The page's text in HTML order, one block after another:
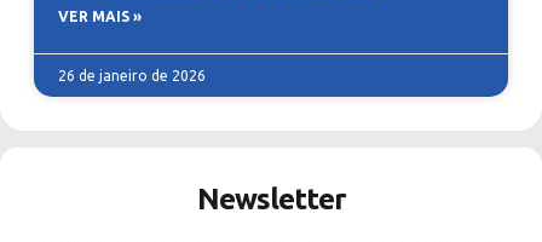
VER MAIS »
26 de janeiro de 2026
Newsletter